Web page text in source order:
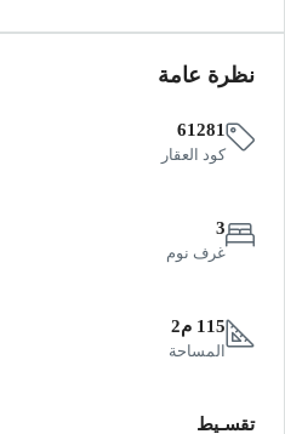
نظرة عامة
61281
كود العقار
3
غرف نوم
115 م2
المساحة
تقسـيط